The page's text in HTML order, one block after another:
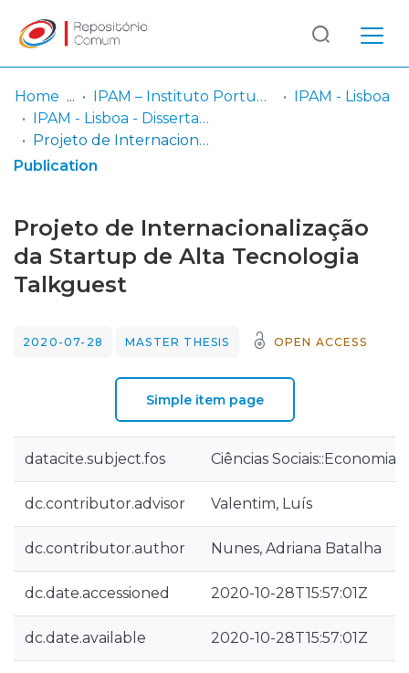
Communities
& Collections
Entities
Statistics
Log
In
(current)
Home IPAM – Instituto Português de Administração de Marketing
IPAM - Lisboa
IPAM - Lisboa - Dissertação de Mestrado
Projeto de Internacionalização da Startup de Alta Tecnologia Talkguest
Publication
Projeto de Internacionalização
da Startup de Alta Tecnologia
Talkguest
2020-07-28 MASTER THESIS OPEN ACCESS
Simple item page
datacite.subject.fos Ciências Sociais::Economia
dc.contributor.advisor Valentim, Luís
dc.contributor.author Nunes, Adriana Batalha
dc.date.accessioned 2020-10-28T15:57:01Z
dc.date.available 2020-10-28T15:57:01Z